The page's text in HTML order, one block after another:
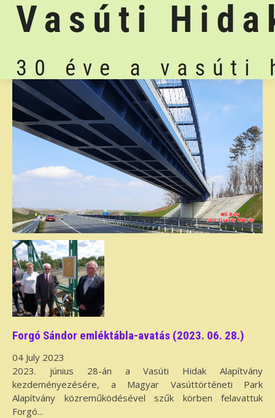
Forgó Sándor emléktábla-avatás (2023. 06. 28.)
04 July 2023
2023. június 28-án a Vasúti Hidak Alapítvány
kezdeményezésére, a Magyar Vasúttörténeti Park
Alapítvány közreműködésével szűk körben felavattuk
Forgó...